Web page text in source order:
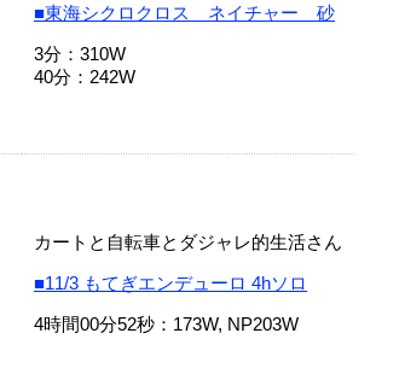
■東海シクロクロス ネイチャー 砂
3分：310W
40分：242W
カートと自転車とダジャレ的生活さん
■11/3 もてぎエンデューロ 4hソロ
4時間00分52秒：173W, NP203W